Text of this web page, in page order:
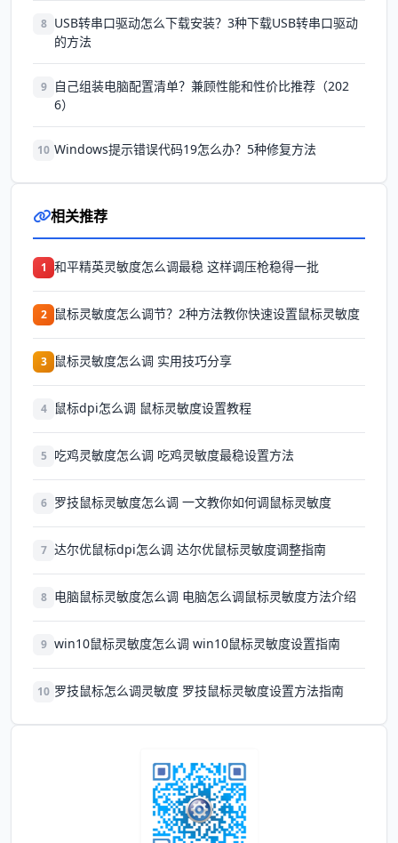
8 USB转串口驱动怎么下载安装？3种下载USB转串口驱动
的方法
9
自己组装电脑配置清单？兼顾性能和性价比推荐（202
6）
10 Windows提示错误代码19怎么办？5种修复方法
相关推荐
1 和平精英灵敏度怎么调最稳 这样调压枪稳得一批
2 鼠标灵敏度怎么调节？2种方法教你快速设置鼠标灵敏度
3 鼠标灵敏度怎么调 实用技巧分享
4 鼠标dpi怎么调 鼠标灵敏度设置教程
5 吃鸡灵敏度怎么调 吃鸡灵敏度最稳设置方法
6 罗技鼠标灵敏度怎么调 一文教你如何调鼠标灵敏度
7 达尔优鼠标dpi怎么调 达尔优鼠标灵敏度调整指南
8 电脑鼠标灵敏度怎么调 电脑怎么调鼠标灵敏度方法介绍
9 win10鼠标灵敏度怎么调 win10鼠标灵敏度设置指南
10 罗技鼠标怎么调灵敏度 罗技鼠标灵敏度设置方法指南